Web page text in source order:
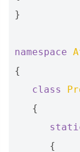
}
namespace
{
class
{
{